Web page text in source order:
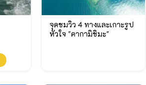
จุดชมวิว 4 ทางและเกาะรูป
หัวใจ "คากามิชิมะ"